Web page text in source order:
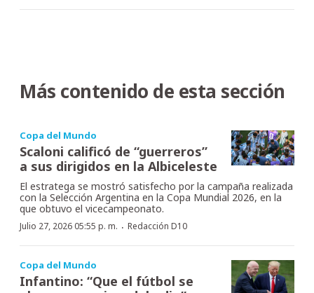
Más contenido de esta sección
Copa del Mundo
Scaloni calificó de “guerreros”
a sus dirigidos en la Albiceleste
El estratega se mostró satisfecho por la campaña realizada
con la Selección Argentina en la Copa Mundial 2026, en la
que obtuvo el vicecampeonato.
Julio 27, 2026 05:55 p. m. · Redacción D10
Copa del Mundo
Infantino: “Que el fútbol se